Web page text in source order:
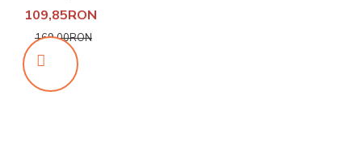
109,85RON
169,00RON